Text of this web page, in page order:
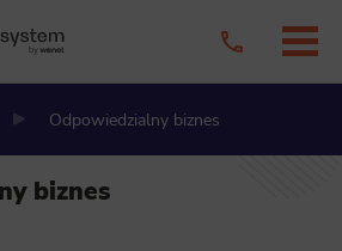
Odpowiedzialny biznes
biznes